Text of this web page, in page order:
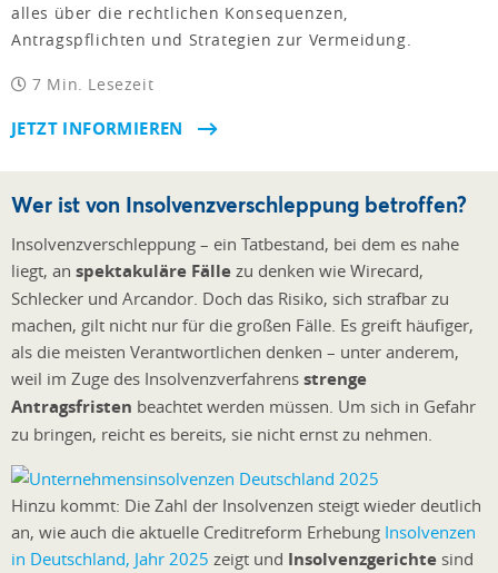
alles über die rechtlichen Konsequenzen,
Antragspflichten und Strategien zur Vermeidung.
7 Min. Lesezeit
JETZT INFORMIEREN
Wer ist von Insolvenzverschleppung betroffen?
Insolvenzverschleppung – ein Tatbestand, bei dem es nahe
liegt, an spektakuläre Fälle zu denken wie Wirecard,
Schlecker und Arcandor. Doch das Risiko, sich strafbar zu
machen, gilt nicht nur für die großen Fälle. Es greift häufiger,
als die meisten Verantwortlichen denken – unter anderem,
weil im Zuge des Insolvenzverfahrens strenge
Antragsfristen beachtet werden müssen. Um sich in Gefahr
zu bringen, reicht es bereits, sie nicht ernst zu nehmen.
Hinzu kommt: Die Zahl der Insolvenzen steigt wieder deutlich
an, wie auch die aktuelle Creditreform Erhebung Insolvenzen
in Deutschland, Jahr 2025 zeigt und Insolvenzgerichte sind